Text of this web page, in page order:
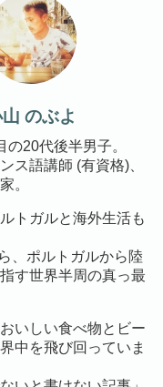
のぶよ
20代後半男子。
ス語講師 (有資格)、
。
トガルと海外生活も
、ポルトガルから陸
す世界半周の真っ最
いしい食べ物とビー
中を飛び回っていま